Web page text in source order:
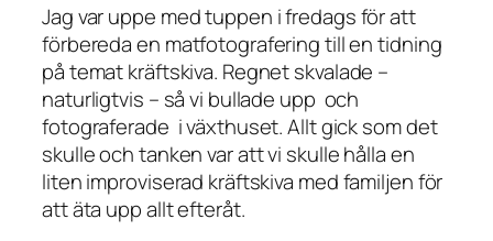
Jag var uppe med tuppen i fredags för att
förbereda en matfotografering till en tidning
på temat kräftskiva. Regnet skvalade –
naturligtvis – så vi bullade upp och
fotograferade i växthuset. Allt gick som det
skulle och tanken var att vi skulle hålla en
liten improviserad kräftskiva med familjen för
att äta upp allt efteråt.